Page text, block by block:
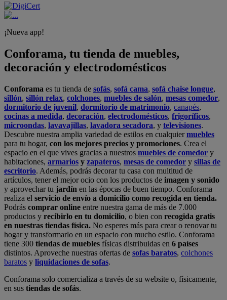
¡Nueva app!
Conforama, tu tienda de muebles,
decoración y electrodomésticos
Conforama es tu tienda de sofás, sofá cama, sofá chaise longue,
sillón, sillón relax, colchones, muebles de salón, mesas comedor,
dormitorio de juvenil, dormitorio de matrimonio, canapés,
cocinas a medida, decoración, electrodomésticos, frigoríficos,
microondas, lavavajillas, lavadora secadora, y televisiones.
Descubre nuestra amplia variedad de estilos en cualquiermuebles
para tu hogar, con los mejores precios y promociones. Crea el
espacio en el que vives gracias a nuestros muebles de comedor y
habitaciones, armarios y zapateros, mesas de comedor y sillas de
escritorio. Además, podrás decorar tu casa con multitud de
artículos, tener el mejor ocio con los productos de imagen y sonido
y aprovechar tu jardín en las épocas de buen tiempo. Conforama
realiza el servicio de envío a domicilio como recogida en tienda.
Podrás comprar online entre nuestra gama de más de 7.000
productos y recibirlo en tu domicilio, o bien con recogida gratis
en nuestras tiendas física. No esperes más para crear o renovar tu
hogar y transformarlo en un espacio con mucho estilo. Conforama
tiene 300 tiendas de muebles físicas distribuidas en 6 países
distintos. Aproveche nuestras ofertas de sofas baratos, colchones
baratos y liquidaciones de sofas.
Conforama solo comercializa a través de su website o, físicamente,
en sus tiendas de sofás.